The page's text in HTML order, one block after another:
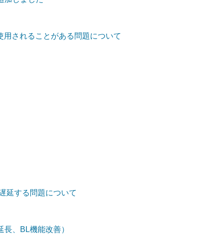
されることがある問題について
延する問題について
、BL機能改善）